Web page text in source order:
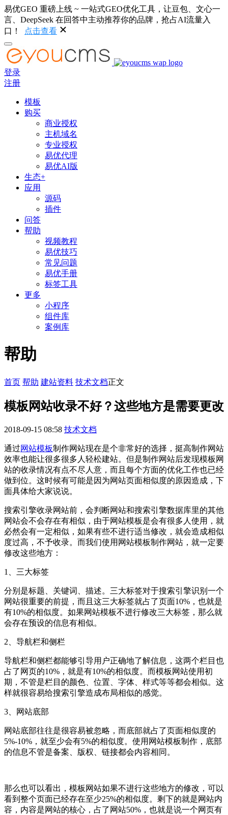
易优GEO 重磅上线 ~ 一站式GEO优化工具，让豆包、文心一
言、DeepSeek 在回答中主动推荐你的品牌，抢占AI流量入
口！
点击查看
登录
注册
模板
购买
商业授权
主机域名
专业授权
易优代理
易优AI版
生态+
应用
源码
插件
问答
帮助
视频教程
易优技巧
常见问题
易优手册
标签工具
更多
小程序
组件库
案例库
帮助
首页 帮助 建站资料 技术文档正文
模板网站收录不好？这些地方是需要更改
2018-09-15 08:58 技术文档
通过网站模板制作网站现在是个非常好的选择，挺高制作网站
效率也能让很多很多人轻松建站。但是制作网站后发现模板网
站的收录情况有点不尽人意，而且每个方面的优化工作也已经
做到位。这时候有可能是因为网站页面相似度的原因造成，下
面具体给大家说说。
搜索引擎收录网站前，会判断网站和搜索引擎数据库里的其他
网站会不会存在有相似，由于网站模板是会有很多人使用，就
必然会有一定相似，如果有些不进行适当修改，就会造成相似
度过高，不予收录。而我们使用网站模板制作网站，就一定要
修改这些地方：
1、三大标签
分别是标题、关键词、描述。三大标签对于搜索引擎识别一个
网站很重要的前提，而且这三大标签就占了页面10%，也就是
有10%的相似度。如果网站模板不进行修改三大标签，那么就
会存在预设的信息有相似。
2、导航栏和侧栏
导航栏和侧栏都能够引导用户正确地了解信息，这两个栏目也
占了网页的10%，就是有10%的相似度。而模板网站使用初
期，不管是栏目的颜色、位置、字体、样式等等都会相似。这
样就很容易给搜索引擎造成布局相似的感觉。
3、网站底部
网站底部往往是很容易被忽略，而底部就占了页面相似度的
5%-10%，就至少会有5%的相似度。使用网站模板制作，底部
的信息不管是备案、版权、链接都会内容相同。
那么也可以看出，模板网站如果不进行这些地方的修改，可以
看到整个页面已经存在至少25%的相似度。剩下的就是网站内
容，内容是网站的核心，占了网站50%，也就是说一个网页有